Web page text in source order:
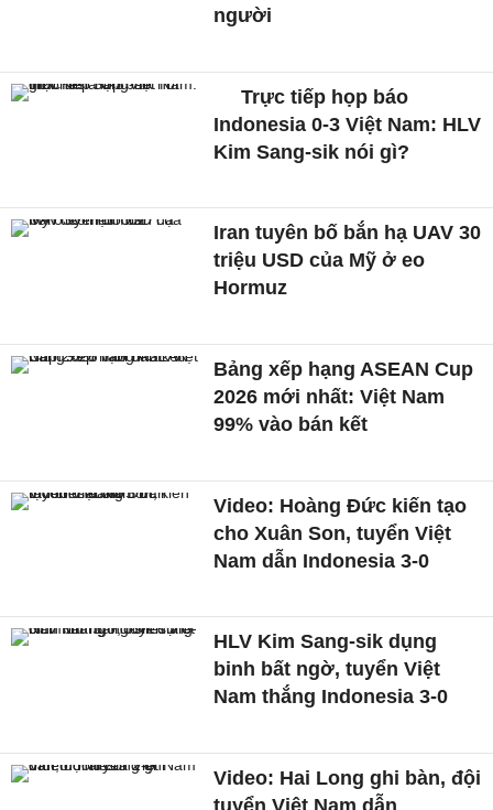
người
Trực tiếp họp báo
Indonesia 0-3 Việt Nam: HLV
Kim Sang-sik nói gì?
Iran tuyên bố bắn hạ UAV 30
triệu USD của Mỹ ở eo
Hormuz
Bảng xếp hạng ASEAN Cup
2026 mới nhất: Việt Nam
99% vào bán kết
Video: Hoàng Đức kiến tạo
cho Xuân Son, tuyển Việt
Nam dẫn Indonesia 3-0
HLV Kim Sang-sik dụng
binh bất ngờ, tuyển Việt
Nam thắng Indonesia 3-0
Video: Hai Long ghi bàn, đội